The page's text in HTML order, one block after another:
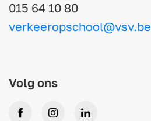
015 64 10 80
verkeeropschool@vsv.be
Volg ons